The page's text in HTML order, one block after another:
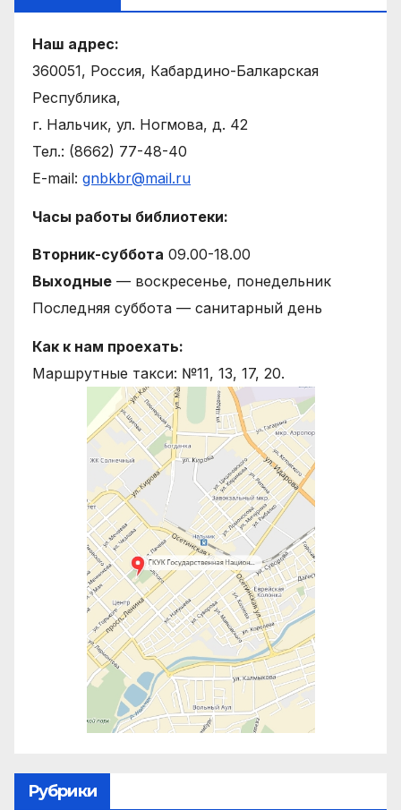
Наш адрес:
360051, Россия, Кабардино-Балкарская
Республика,
г. Нальчик, ул. Ногмова, д. 42
Тел.: (8662) 77-48-40
E-mail: gnbkbr@mail.ru
Часы работы библиотеки:
Вторник-суббота 09.00-18.00
Выходные — воскресенье, понедельник
Последняя суббота — санитарный день
Как к нам проехать:
Маршрутные такси: №11, 13, 17, 20.
Рубрики